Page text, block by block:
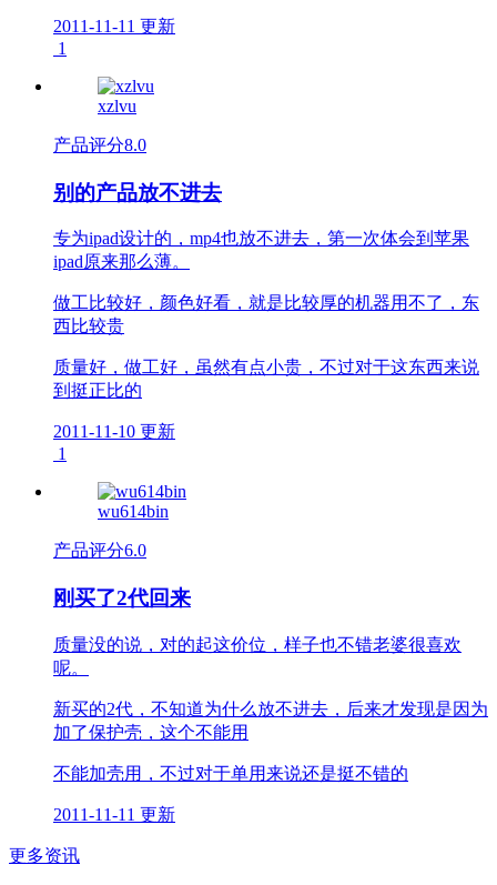
2011-11-11 更新
1
xzlvu
产品评分8.0
别的产品放不进去
专为ipad设计的，mp4也放不进去，第一次体会到苹果
ipad原来那么薄。
做工比较好，颜色好看，就是比较厚的机器用不了，东
西比较贵
质量好，做工好，虽然有点小贵，不过对于这东西来说
到挺正比的
2011-11-10 更新
1
wu614bin
产品评分6.0
刚买了2代回来
质量没的说，对的起这价位，样子也不错老婆很喜欢
呢。
新买的2代，不知道为什么放不进去，后来才发现是因为
加了保护壳，这个不能用
不能加壳用，不过对于单用来说还是挺不错的
2011-11-11 更新
更多资讯